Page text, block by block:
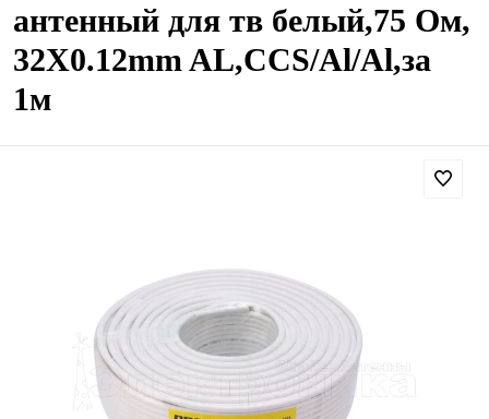
антенный для тв белый,75 Ом,
32X0.12mm AL,CCS/Al/Al,за
1м